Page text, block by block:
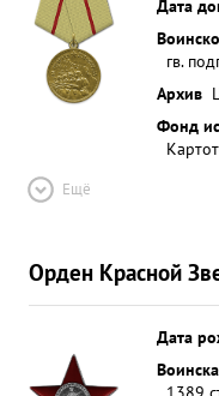
Дата
гв.
Архив
Фонд
Ещё
Орден Красной
Дата